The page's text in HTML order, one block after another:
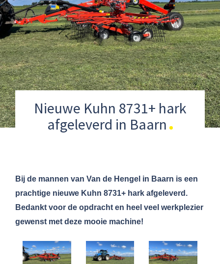
Nieuwe Kuhn 8731+ hark
afgeleverd in Baarn
Bij de mannen van Van de Hengel in Baarn is een
prachtige nieuwe Kuhn 8731+ hark afgeleverd.
Bedankt voor de opdracht en heel veel werkplezier
gewenst met deze mooie machine!